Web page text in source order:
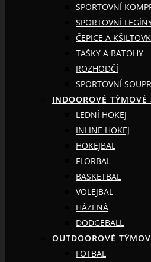
SPORTOVNÍ
SPORTOVNÍ
ČEPICE A
TAŠKY A BATOHY
ROZHODČÍ
SPORTOVNÍ
INDOOROVÉ TÝMOVÉ
LEDNÍ HOKEJ
INLINE HOKEJ
HOKEJBAL
FLORBAL
BASKETBAL
VOLEJBAL
HÁZENÁ
DODGEBALL
OUTDOOROVÉ
FOTBAL